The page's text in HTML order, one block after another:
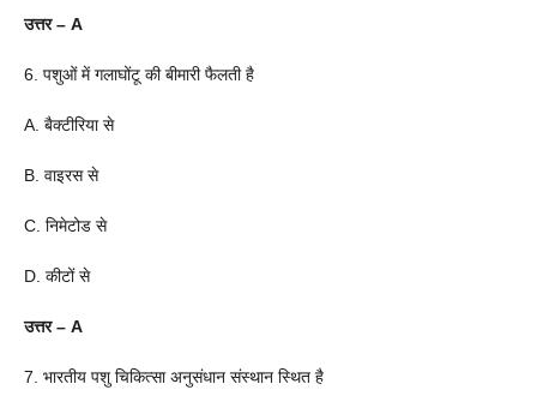
उत्तर – A
6. पशुओं में गलाघोंटू की बीमारी फैलती है
A. बैक्टीरिया से
B. वाइरस से
C. निमेटोड से
D. कीटों से
उत्तर – A
7. भारतीय पशु चिकित्सा अनुसंधान संस्थान स्थित है